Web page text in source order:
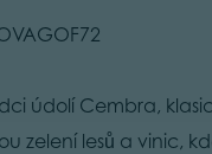
údolí Cembra,
zelení lesů a vinic,